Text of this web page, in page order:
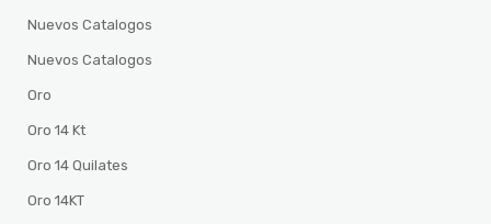
Nuevos Catalogos
Nuevos Catalogos
Oro
Oro 14 Kt
Oro 14 Quilates
Oro 14KT